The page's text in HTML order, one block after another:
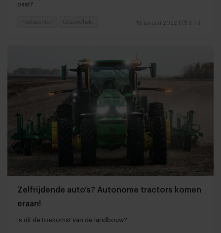
past?
16 januari 2022 3 min
Producenten Gezondheid
Zelfrijdende auto’s? Autonome tractors komen
eraan!
Is dit de toekomst van de landbouw?